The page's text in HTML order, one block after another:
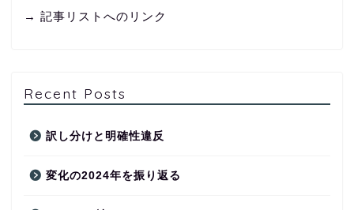
→ 記事リストへのリンク
Recent Posts
訳し分けと明確性違反
変化の2024年を振り返る